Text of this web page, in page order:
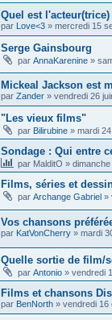
Quel est
par Love<3 » mercredi 15
Serge Gainsbourg
par AnnaKarenine »
Mickeal Jackson est
par Zander » vendredi 26
"Les vieux films"
par Bilirubine » mardi
Sondage : Qui entre
par MalditO »
Films, séries et
par Archange Gabriel »
Vos chansons
par KatVonCherry » mardi
Quelle sortie de film/
par Antonio » vendredi
Films et chansons
par BenNorth » vendredi 16